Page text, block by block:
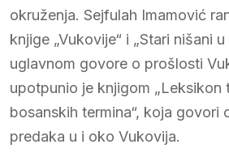
okruženja. Sejfulah Imamović
knjige „Vukovije“ i „Stari nišani
uglavnom govore o prošlosti
upotpunio je knjigom „Leksikon
bosanskih termina“, koja govori
predaka u i oko Vukovija.